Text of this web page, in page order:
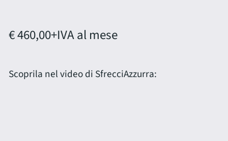
€ 460,00+IVA al mese
Scoprila nel video di SfrecciAzzurra: